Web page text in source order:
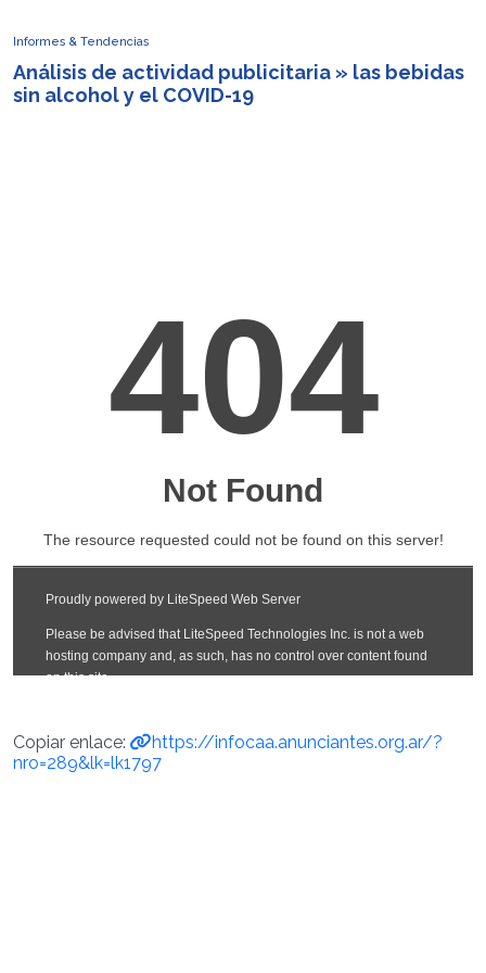
Informes & Tendencias
Análisis de actividad publicitaria » las bebidas
sin alcohol y el COVID-19
Copiar enlace:
https://infocaa.anunciantes.org.ar/?
nro=289&lk=lk1797